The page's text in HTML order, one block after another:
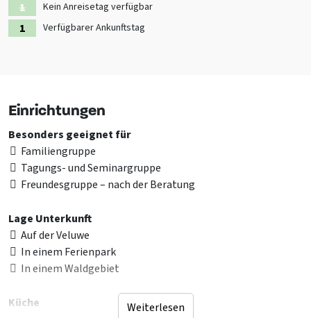
Kein Anreisetag verfügbar
Verfügbarer Ankunftstag
Einrichtungen
Lage Unterkunft
Auf der Veluwe
In einem Ferienpark
In einem Waldgebiet
Küche
Besonders geeignet für
Familiengruppe
Tagungs- und Seminargruppe
Freundesgruppe – nach der Beratung
Weiterlesen